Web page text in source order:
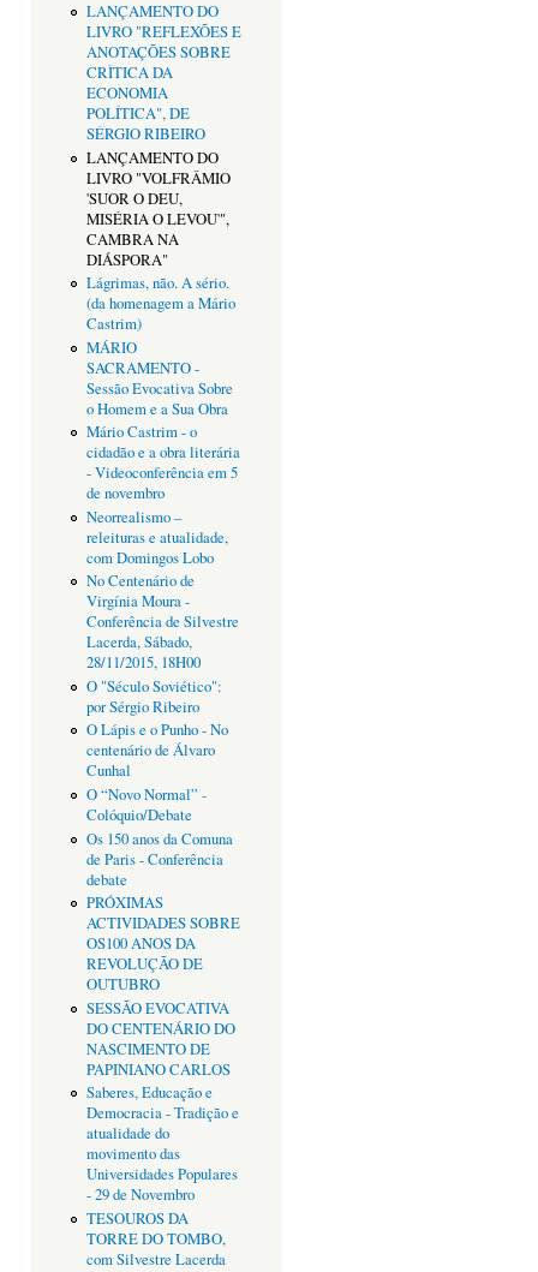
LANÇAMENTO DO
LIVRO "REFLEXÕES E
ANOTAÇÕES SOBRE
CRÌTICA DA
ECONOMIA
POLÍTICA", DE
SÉRGIO RIBEIRO
LANÇAMENTO DO
LIVRO "VOLFRÂMIO
'SUOR O DEU,
MISÉRIA O LEVOU'",
CAMBRA NA
DIÁSPORA"
Lágrimas, não. A sério.
(da homenagem a Mário
Castrim)
MÁRIO
SACRAMENTO -
Sessão Evocativa Sobre
o Homem e a Sua Obra
Mário Castrim - o
cidadão e a obra literária
- Videoconferência em 5
de novembro
Neorrealismo –
releituras e atualidade,
com Domingos Lobo
No Centenário de
Virgínia Moura -
Conferência de Silvestre
Lacerda, Sábado,
28/11/2015, 18H00
O "Século Soviético":
por Sérgio Ribeiro
O Lápis e o Punho - No
centenário de Álvaro
Cunhal
O “Novo Normal” -
Colóquio/Debate
Os 150 anos da Comuna
de Paris - Conferência
debate
PRÓXIMAS
ACTIVIDADES SOBRE
OS100 ANOS DA
REVOLUÇÃO DE
OUTUBRO
SESSÃO EVOCATIVA
DO CENTENÁRIO DO
NASCIMENTO DE
PAPINIANO CARLOS
Saberes, Educação e
Democracia - Tradição e
atualidade do
movimento das
Universidades Populares
- 29 de Novembro
TESOUROS DA
TORRE DO TOMBO,
com Silvestre Lacerda